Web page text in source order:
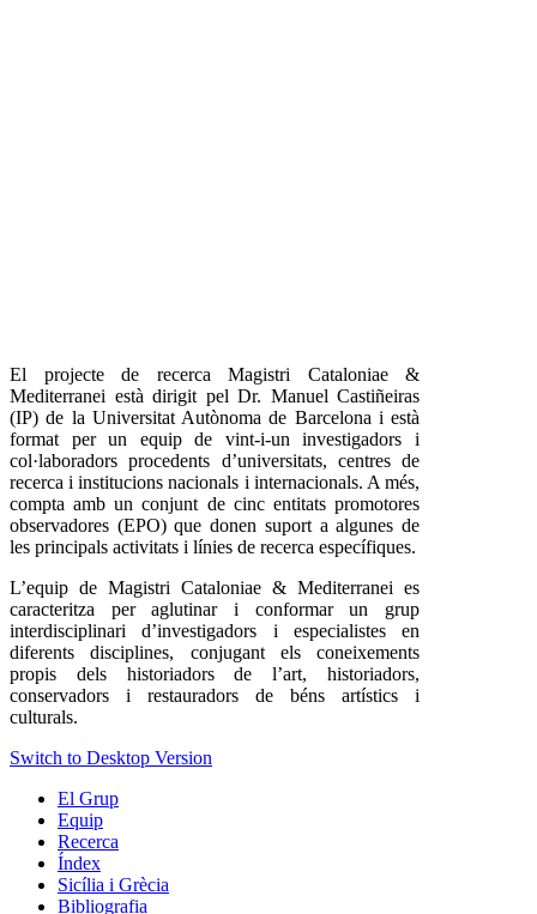
El projecte de recerca Magistri Cataloniae &
Mediterranei està dirigit pel Dr. Manuel Castiñeiras
(IP) de la Universitat Autònoma de Barcelona i està
format per un equip de vint-i-un investigadors i
col·laboradors procedents d’universitats, centres de
recerca i institucions nacionals i internacionals. A més,
compta amb un conjunt de cinc entitats promotores
observadores (EPO) que donen suport a algunes de
les principals activitats i línies de recerca específiques.
L’equip de Magistri Cataloniae & Mediterranei es
caracteritza per aglutinar i conformar un grup
interdisciplinari d’investigadors i especialistes en
diferents disciplines, conjugant els coneixements
propis dels historiadors de l’art, historiadors,
conservadors i restauradors de béns artístics i
culturals.
Switch to Desktop Version
El Grup
Equip
Recerca
Índex
Sicília i Grècia
Bibliografia